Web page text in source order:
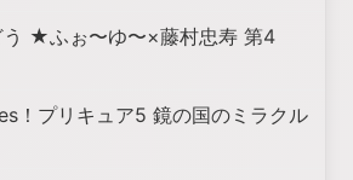
う ★ふぉ〜ゆ〜×藤村忠寿 第4
！プリキュア5 鏡の国のミラクル